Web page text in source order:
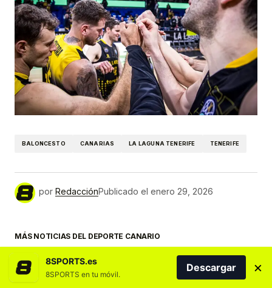
BALONCESTO CANARIAS LA LAGUNA TENERIFE TENERIFE
por RedacciónPublicado el enero 29, 2026
MÁS NOTICIAS DEL DEPORTE CANARIO
8SPORTS.es
8SPORTS en tu móvil.
Descargar ×